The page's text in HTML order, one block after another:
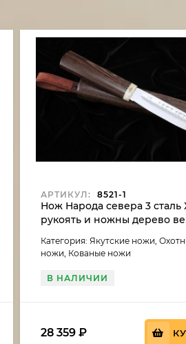
АРТИКУЛ: 8521-1
Нож Народа севера 3 сталь
рукоять и ножны дерево
Категория: Якутские ножи,
ножи, Кованые ножи
В НАЛИЧИИ
28 359₽